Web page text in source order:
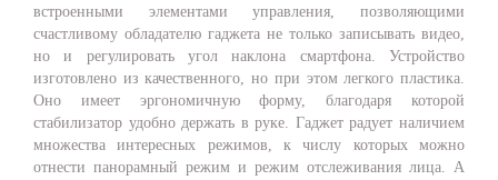
встроенными элементами управления, позволяющими
счастливому обладателю гаджета не только записывать видео,
но и регулировать угол наклона смартфона. Устройство
изготовлено из качественного, но при этом легкого пластика.
Оно имеет эргономичную форму, благодаря которой
стабилизатор удобно держать в руке. Гаджет радует наличием
множества интересных режимов, к числу которых можно
отнести панорамный режим и режим отслеживания лица. А